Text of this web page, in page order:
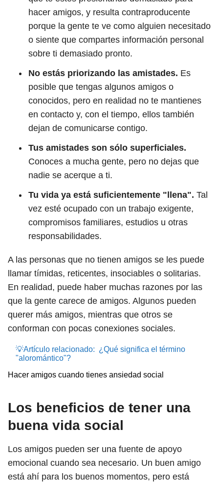
hacer amigos, y resulta contraproducente
porque la gente te ve como alguien necesitado
o siente que compartes información personal
sobre ti demasiado pronto.
No estás priorizando las amistades. Es
posible que tengas algunos amigos o
conocidos, pero en realidad no te mantienes
en contacto y, con el tiempo, ellos también
dejan de comunicarse contigo.
Tus amistades son sólo superficiales.
Conoces a mucha gente, pero no dejas que
nadie se acerque a ti.
Tu vida ya está suficientemente "llena". Tal
vez esté ocupado con un trabajo exigente,
compromisos familiares, estudios u otras
responsabilidades.
A las personas que no tienen amigos se les puede
llamar tímidas, reticentes, insociables o solitarias.
En realidad, puede haber muchas razones por las
que la gente carece de amigos. Algunos pueden
querer más amigos, mientras que otros se
conforman con pocas conexiones sociales.
💡Artículo relacionado: ¿Qué significa el término
"aloromántico"?
Hacer amigos cuando tienes ansiedad social
Los beneficios de tener una
buena vida social
Los amigos pueden ser una fuente de apoyo
emocional cuando sea necesario. Un buen amigo
está ahí para los buenos momentos, pero está